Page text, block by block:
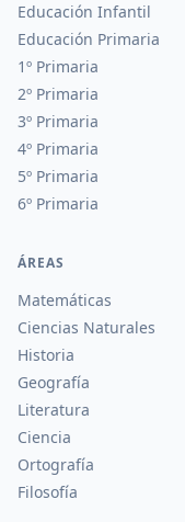
Educación Infantil
Educación Primaria
1º Primaria
2º Primaria
3º Primaria
4º Primaria
5º Primaria
6º Primaria
ÁREAS
Matemáticas
Ciencias Naturales
Historia
Geografía
Literatura
Ciencia
Ortografía
Filosofía